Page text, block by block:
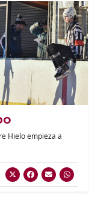
Hielo empieza a